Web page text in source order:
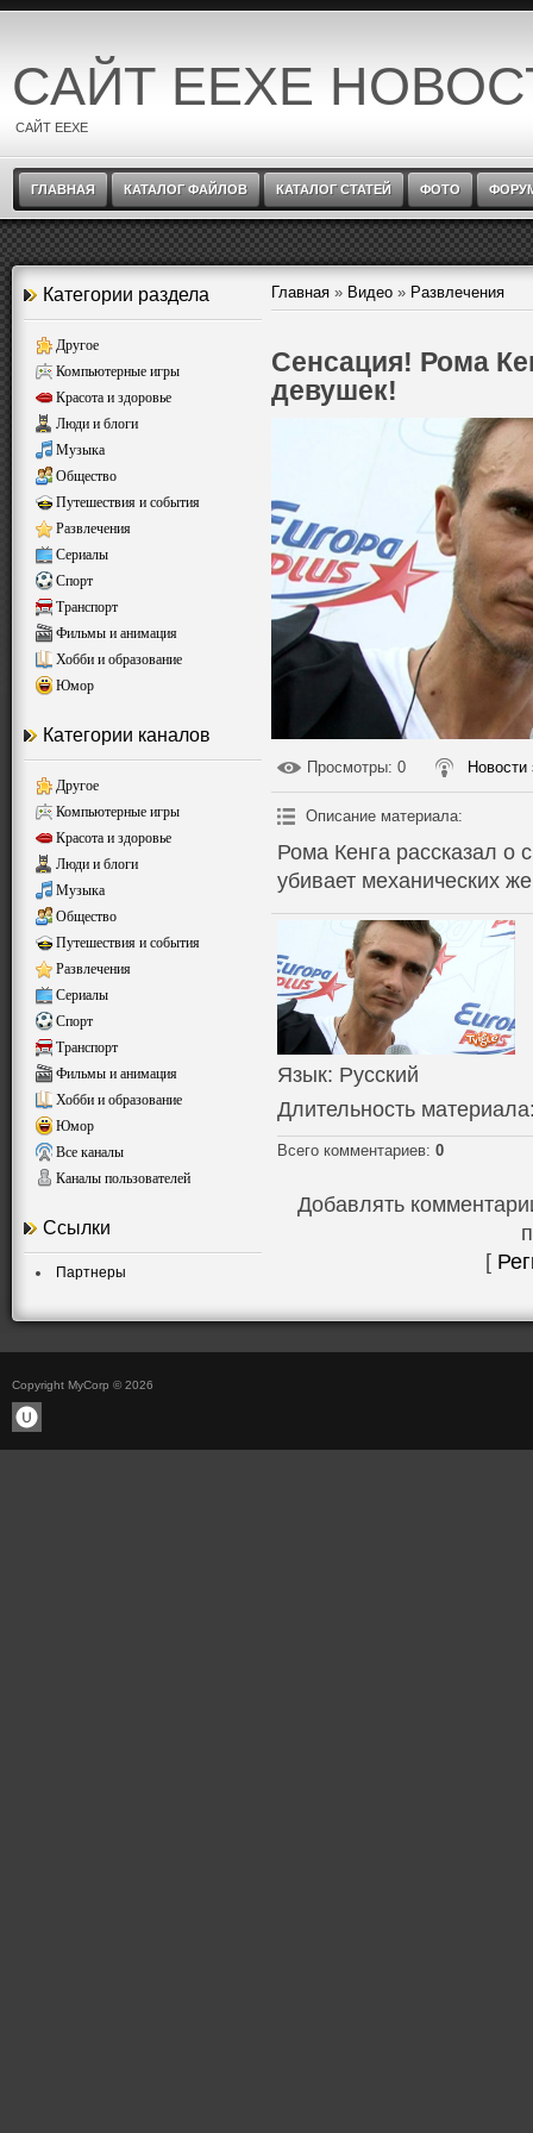
САЙТ EEXE
САЙТ EEXE
ГЛАВНАЯ КАТАЛОГ ФАЙЛОВ КАТАЛОГ СТАТЕЙ ФОТО
Категории раздела
Другое
Компьютерные игры
Красота и здоровье
Люди и блоги
Музыка
Общество
Путешествия и события
Развлечения
Сериалы
Спорт
Транспорт
Фильмы и анимация
Хобби и образование
Юмор
Категории каналов
Другое
Компьютерные игры
Красота и здоровье
Люди и блоги
Музыка
Общество
Путешествия и события
Развлечения
Сериалы
Спорт
Транспорт
Фильмы и анимация
Хобби и образование
Юмор
Все каналы
Каналы пользователей
Ссылки
Партнеры
Главная » Видео » Развлечения
Сенсация! Рома
девушек!
Просмотры: 0 Новости
Описание материала:
Рома Кенга рассказал о
убивает механических
Язык: Русский
Длительность материала
Всего комментариев: 0
Добавлять
[
Copyright MyCorp © 2026